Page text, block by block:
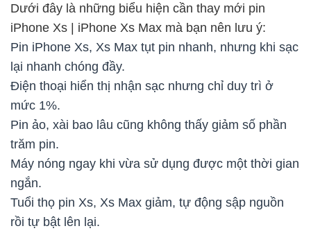
Dưới đây là những biểu hiện cần thay mới pin
iPhone Xs | iPhone Xs Max mà bạn nên lưu ý:
Pin iPhone Xs, Xs Max tụt pin nhanh, nhưng khi sạc
lại nhanh chóng đầy.
Điện thoại hiển thị nhận sạc nhưng chỉ duy trì ở
mức 1%.
Pin ảo, xài bao lâu cũng không thấy giảm số phần
trăm pin.
Máy nóng ngay khi vừa sử dụng được một thời gian
ngắn.
Tuổi thọ pin Xs, Xs Max giảm, tự động sập nguồn
rồi tự bật lên lại.